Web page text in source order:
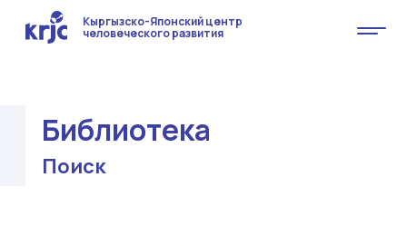
Кыргызско-Японский центр
человеческого развития
Библиотека
Поиск